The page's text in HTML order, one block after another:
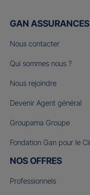
GAN ASSURANCES
Nous contacter
Qui sommes nous ?
Nous rejoindre
Devenir Agent général
Groupama Groupe
Fondation Gan pour le
NOS OFFRES
Professionnels